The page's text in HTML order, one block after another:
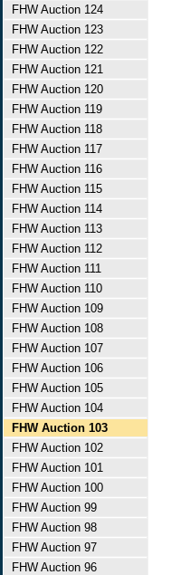
FHW Auction 124
FHW Auction 123
FHW Auction 122
FHW Auction 121
FHW Auction 120
FHW Auction 119
FHW Auction 118
FHW Auction 117
FHW Auction 116
FHW Auction 115
FHW Auction 114
FHW Auction 113
FHW Auction 112
FHW Auction 111
FHW Auction 110
FHW Auction 109
FHW Auction 108
FHW Auction 107
FHW Auction 106
FHW Auction 105
FHW Auction 104
FHW Auction 103
FHW Auction 102
FHW Auction 101
FHW Auction 100
FHW Auction 99
FHW Auction 98
FHW Auction 97
FHW Auction 96